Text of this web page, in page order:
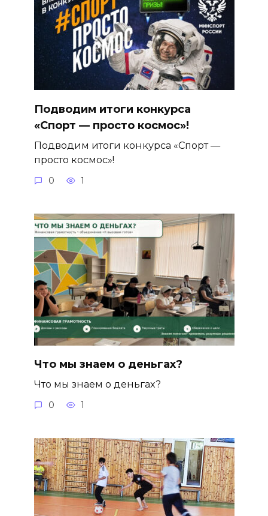
Подводим итоги конкурса
«Спорт — просто космос»!
Подводим итоги конкурса «Спорт —
просто космос»!
0 1
Что мы знаем о деньгах?
Что мы знаем о деньгах?
0 1